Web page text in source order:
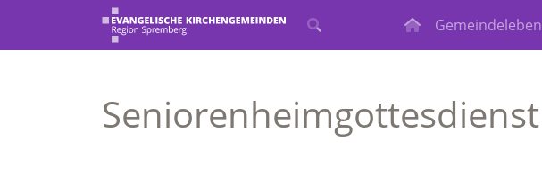
Gemeindeleben
Seniorenheimgottesdienst